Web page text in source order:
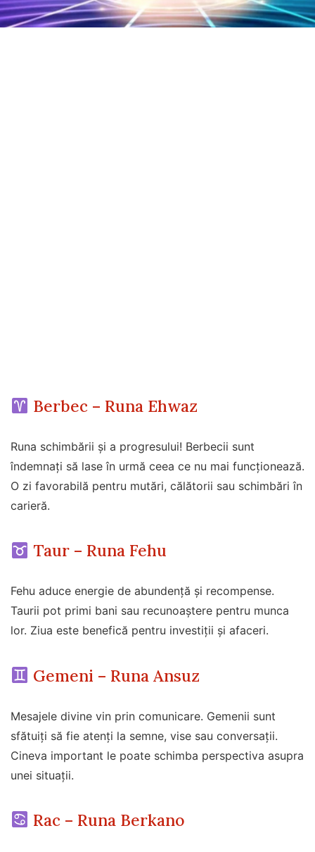
Berbec – Runa Ehwaz
Runa schimbării și a progresului! Berbecii sunt
îndemnați să lase în urmă ceea ce nu mai funcționează.
O zi favorabilă pentru mutări, călătorii sau schimbări în
carieră.
Taur – Runa Fehu
Fehu aduce energie de abundență și recompense.
Taurii pot primi bani sau recunoaștere pentru munca
lor. Ziua este benefică pentru investiții și afaceri.
Gemeni – Runa Ansuz
Mesajele divine vin prin comunicare. Gemenii sunt
sfătuiți să fie atenți la semne, vise sau conversații.
Cineva important le poate schimba perspectiva asupra
unei situații.
Rac – Runa Berkano